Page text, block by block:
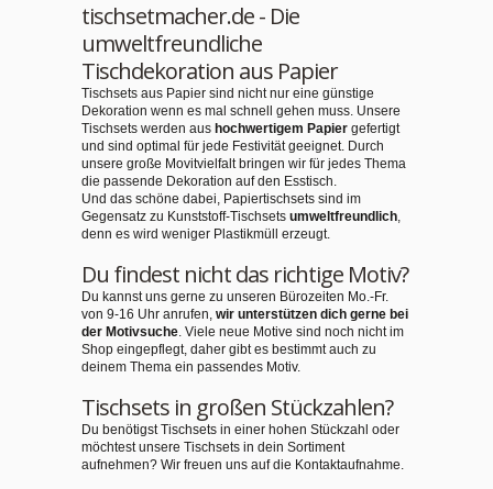
tischsetmacher.de - Die
umweltfreundliche
Tischdekoration aus Papier
Tischsets aus Papier sind nicht nur eine günstige
Dekoration wenn es mal schnell gehen muss. Unsere
Tischsets werden aus hochwertigem Papier gefertigt
und sind optimal für jede Festivität geeignet. Durch
unsere große Movitvielfalt bringen wir für jedes Thema
die passende Dekoration auf den Esstisch.
Und das schöne dabei, Papiertischsets sind im
Gegensatz zu Kunststoff-Tischsets umweltfreundlich,
denn es wird weniger Plastikmüll erzeugt.
Du findest nicht das richtige Motiv?
Du kannst uns gerne zu unseren Bürozeiten Mo.-Fr.
von 9-16 Uhr anrufen, wir unterstützen dich gerne bei
der Motivsuche. Viele neue Motive sind noch nicht im
Shop eingepflegt, daher gibt es bestimmt auch zu
deinem Thema ein passendes Motiv.
Tischsets in großen Stückzahlen?
Du benötigst Tischsets in einer hohen Stückzahl oder
möchtest unsere Tischsets in dein Sortiment
aufnehmen? Wir freuen uns auf die Kontaktaufnahme.